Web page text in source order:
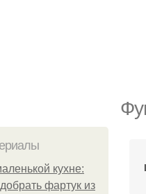
кухне:
фартук из